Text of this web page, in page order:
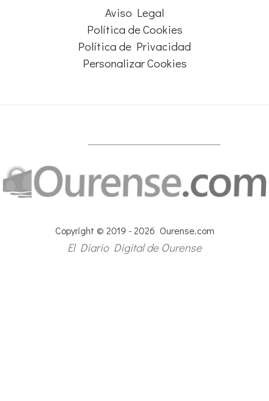
Aviso Legal
Política de Cookies
Política de Privacidad
Personalizar Cookies
Copyright © 2019 - 2026 Ourense.com
El Diario Digital de Ourense